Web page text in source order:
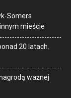
Somers
mieście
20 latach.
ważnej